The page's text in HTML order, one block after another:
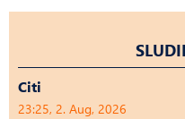
Citi
23:25, 2. Aug, 2026